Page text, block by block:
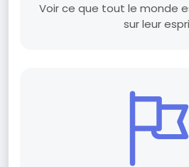
Voir ce que tout le monde
sur leur